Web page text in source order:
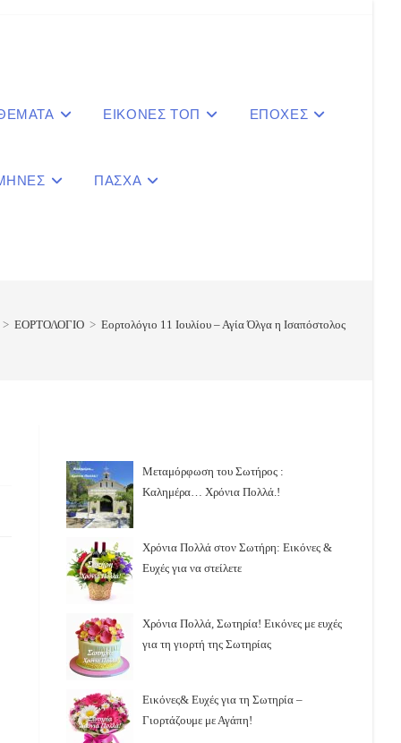
ΕΙΚΟΝΕΣ ΤΟΠ ΕΠΟΧΕΣ
ΠΑΣΧΑ
> ΕΟΡΤΟΛΟΓΙΟ > Εορτολόγιο 11 Ιουλίου – Αγία Όλγα η Ισαπόστολος
Μεταμόρφωση του Σωτήρος :
Καλημέρα… Χρόνια Πολλά.!
Χρόνια Πολλά στον Σωτήρη: Εικόνες &
Ευχές για να στείλετε
Χρόνια Πολλά, Σωτηρία! Εικόνες με ευχές
για τη γιορτή της Σωτηρίας
Εικόνες& Ευχές για τη Σωτηρία –
Γιορτάζουμε με Αγάπη!